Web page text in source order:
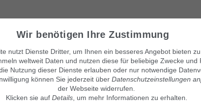
Kleinanzeigenmärkte
findix.at
findix.ch
© Maven360 GmbH - 9.0.6
Mit Stolz entwickelt und
Wir benötigen Ihre Zustimmung
nutzt Dienste Dritter, um Ihnen ein besseres Angebot bieten
weltweit Daten und nutzen diese für beliebige Zwecke und
Nutzung dieser Dienste erlauben oder nur notwendige
können Sie jederzeit über Datenschutzeinstellungen
der Webseite widerrufen.
Klicken sie auf Details, um mehr Informationen zu erhalten.